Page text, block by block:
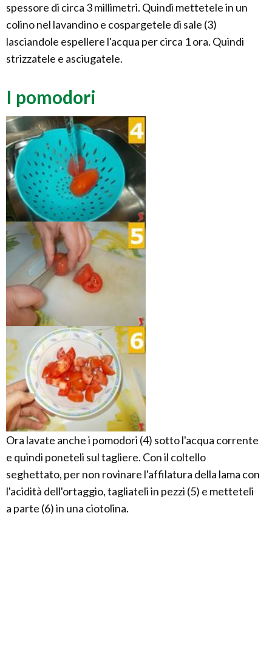
spessore di circa 3 millimetri. Quindi mettetele in un
colino nel lavandino e cospargetele di sale (3)
lasciandole espellere l'acqua per circa 1 ora. Quindi
strizzatele e asciugatele.
I pomodori
Ora lavate anche i pomodori (4) sotto l'acqua corrente
e quindi poneteli sul tagliere. Con il coltello
seghettato, per non rovinare l'affilatura della lama con
l'acidità dell'ortaggio, tagliateli in pezzi (5) e metteteli
a parte (6) in una ciotolina.